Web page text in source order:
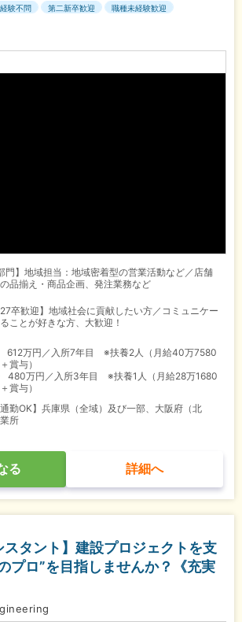
験不問 第二新卒歓迎
職種未経験歓迎
門】地域担当：地域密着型の営業活動など／店舗
品揃え・商品企画、発注業務など
27卒歓迎】地域社会に貢献したい方／コミュニケー
ことが好きな方、大歓迎！
612万円／入所7年目 ※扶養2人（月給40万7580
賞与）
480万円／入所3年目 ※扶養1人（月給28万1680
賞与）
通勤OK】兵庫県（全域）及び一部、大阪府（北
所
る 詳細へ
スタント】建設プロジェクトを支
プロ”を目指しませんか？《充実